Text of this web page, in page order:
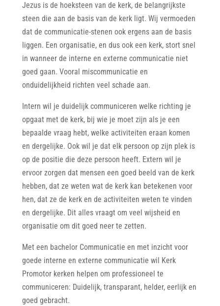
Jezus is de hoeksteen van de kerk, de belangrijkste
steen die aan de basis van de kerk ligt. Wij vermoeden
dat de communicatie-stenen ook ergens aan de basis
liggen. Een organisatie, en dus ook een kerk, stort snel
in wanneer de interne en externe communicatie niet
goed gaan. Vooral miscommunicatie en
onduidelijkheid richten veel schade aan.
Intern wil je duidelijk communiceren welke richting je
opgaat met de kerk, bij wie je moet zijn als je een
bepaalde vraag hebt, welke activiteiten eraan komen
en dergelijke. Ook wil je dat elk persoon op zijn plek is
op de positie die deze persoon heeft. Extern wil je
ervoor zorgen dat mensen een goed beeld van de kerk
hebben, dat ze weten wat de kerk kan betekenen voor
hen, dat ze de kerk en de activiteiten weten te vinden
en dergelijke. Dit alles vraagt om veel wijsheid en
organisatie om dit goed neer te zetten.
Met een bachelor Communicatie en met inzicht voor
goede interne en externe communicatie wil Kerk
Promotor kerken helpen om professioneel te
communiceren: Duidelijk, transparant, helder, eerlijk en
goed gebracht.